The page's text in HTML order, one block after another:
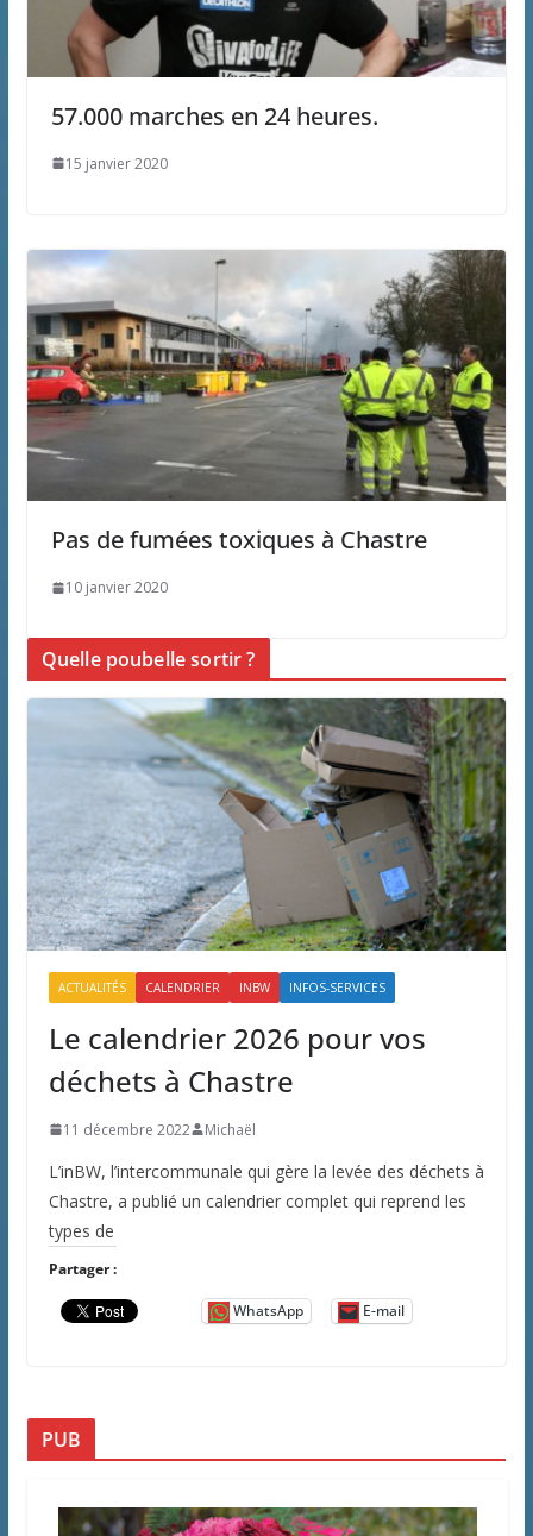
57.000 marches en 24 heures.
15 janvier 2020
Pas de fumées toxiques à Chastre
10 janvier 2020
Quelle poubelle sortir ?
ACTUALITÉS CALENDRIER INBW INFOS-SERVICES
Le calendrier 2026 pour vos
déchets à Chastre
11 décembre 2022 Michaël
L’inBW, l’intercommunale qui gère la levée des déchets à
Chastre, a publié un calendrier complet qui reprend les
types de
Partager :
WhatsApp E-mail
PUB